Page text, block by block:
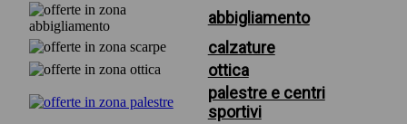
abbigliamento
calzature
ottica
palestre e centri
sportivi